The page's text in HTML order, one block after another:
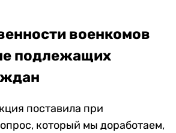
военкомов
подлежащих
поставила при
который мы доработаем,